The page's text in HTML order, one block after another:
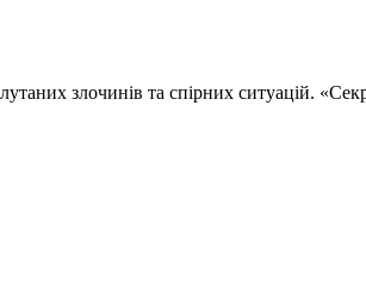
злочинів та спірних ситуацій.